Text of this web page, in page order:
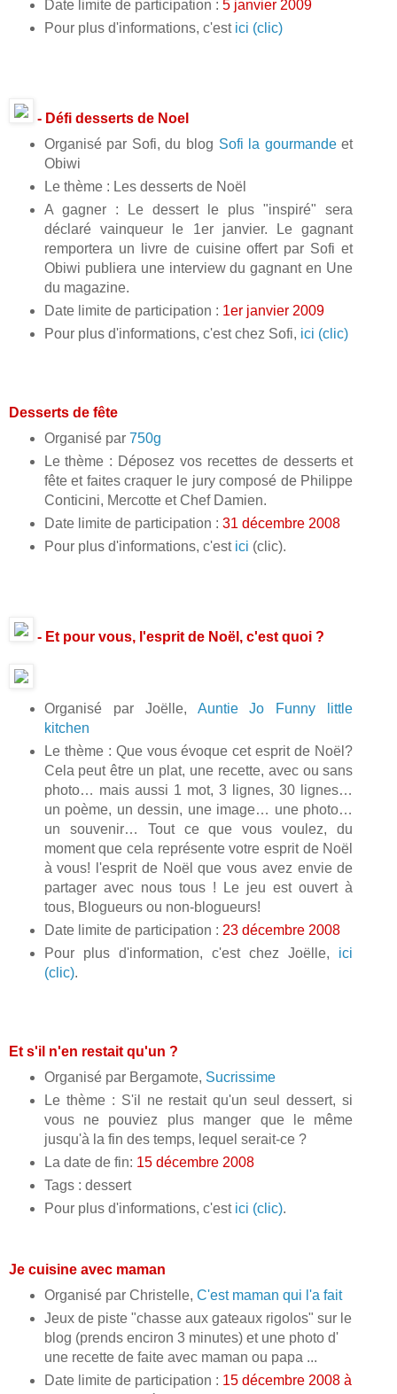
Date limite de participation : 5 janvier 2009
Pour plus d'informations, c'est ici (clic)
- Défi desserts de Noel
Organisé par Sofi, du blog Sofi la gourmandeet
Obiwi
Le thème : Les desserts de Noël
A gagner : Le dessert le plus "inspiré" sera
déclaré vainqueur le 1er janvier. Le gagnant
remportera un livre de cuisine offert par Sofi et
Obiwi publiera une interview du gagnant en Une
du magazine.
Date limite de participation : 1er janvier 2009
Pour plus d'informations, c'est chez Sofi, ici (clic)
Desserts de fête
Organisé par 750g
Le thème : Déposez vos recettes de desserts et
fête et faites craquer le jury composé de Philippe
Conticini, Mercotte et Chef Damien.
Date limite de participation : 31 décembre 2008
Pour plus d'informations, c'est ici (clic).
- Et pour vous, l'esprit de Noël, c'est quoi ?
Organisé par Joëlle, Auntie Jo Funny little
kitchen
Le thème : Que vous évoque cet esprit de Noël?
Cela peut être un plat, une recette, avec ou sans
photo… mais aussi 1 mot, 3 lignes, 30 lignes…
un poème, un dessin, une image… une photo…
un souvenir… Tout ce que vous voulez, du
moment que cela représente votre esprit de Noël
à vous! l'esprit de Noël que vous avez envie de
partager avec nous tous ! Le jeu est ouvert à
tous, Blogueurs ou non-blogueurs!
Date limite de participation : 23 décembre 2008
Pour plus d'information, c'est chez Joëlle, ici
(clic).
Et s'il n'en restait qu'un ?
Organisé par Bergamote, Sucrissime
Le thème : S'il ne restait qu'un seul dessert, si
vous ne pouviez plus manger que le même
jusqu'à la fin des temps, lequel serait-ce ?
La date de fin: 15 décembre 2008
Tags : dessert
Pour plus d'informations, c'est ici (clic).
Je cuisine avec maman
Organisé par Christelle, C'est maman qui l'a fait
Jeux de piste "chasse aux gateaux rigolos" sur le
blog (prends enciron 3 minutes) et une photo d'
une recette de faite avec maman ou papa ...
Date limite de participation : 15 décembre 2008 à